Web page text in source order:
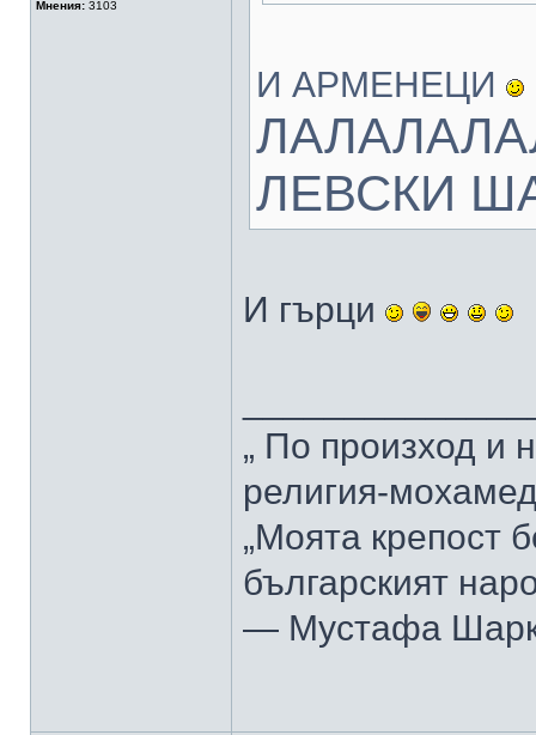
Мнения: 3103
И АРМЕНЕЦИ
ЛЕВСКИ
И гърци
„ По произход и
религия-
„Моята крепост
българският
— Мустафа